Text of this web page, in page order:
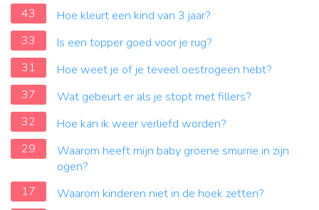
43
Hoe kleurt een kind van 3 jaar?
33
Is een topper goed voor je rug?
31
Hoe weet je of je teveel oestrogeen hebt?
37
Wat gebeurt er als je stopt met fillers?
32
Hoe kan ik weer verliefd worden?
29
Waarom heeft mijn baby groene smurrie in zijn
ogen?
17
Waarom kinderen niet in de hoek zetten?